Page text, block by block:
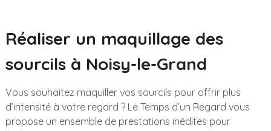
Réaliser un maquillage des
sourcils à Noisy-le-Grand
Vous souhaitez maquiller vos sourcils pour offrir plus
d’intensité à votre regard ? Le Temps d’un Regard vous
propose un ensemble de prestations inédites pour